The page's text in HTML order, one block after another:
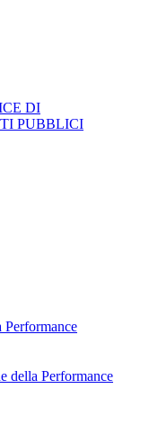
DI
PUBBLICI
Performance
della Performance